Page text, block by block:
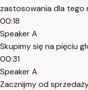
zastosowania dla tego
00:18
Speaker A
Skupimy się na pięciu
00:31
Speaker A
Zacznijmy od